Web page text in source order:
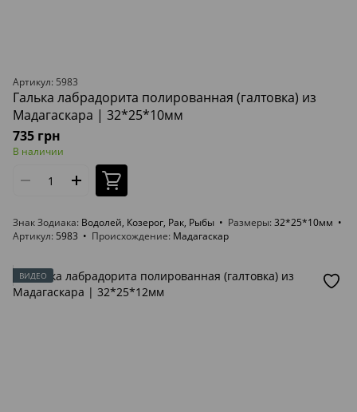
Артикул: 5983
Галька лабрадорита полированная (галтовка) из
Мадагаскара | 32*25*10мм
735 грн
В наличии
Знак Зодиака Водолей, Козерог, Рак, Рыбы Размеры 32*25*10мм
Артикул 5983 Происхождение Мадагаскар
ВИДЕО